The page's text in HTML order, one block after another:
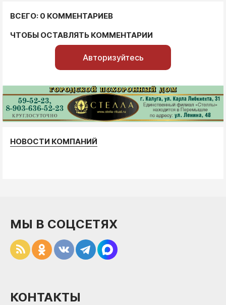
ВСЕГО: 0 КОММЕНТАРИЕВ
ЧТОБЫ ОСТАВЛЯТЬ КОММЕНТАРИИ
Авторизуйтесь
НОВОСТИ КОМПАНИЙ
МЫ В СОЦСЕТЯХ
КОНТАКТЫ